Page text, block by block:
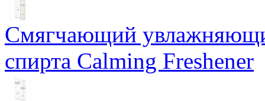
Смягчающий
спирта Calming Freshener